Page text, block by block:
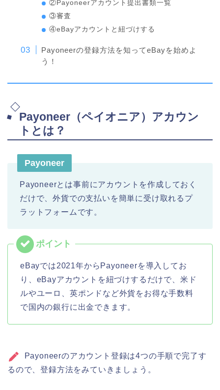
②Payoneerアカウント提出書類一覧
③審査
④eBayアカウントと紐づけする
Payoneerの登録方法を知ってeBayを始めよ
う！
Payoneer（ペイオニア）アカウン
トとは？
Payoneer
Payoneerとは事前にアカウントを作成しておく
だけで、外貨での支払いを簡単に受け取れるプ
ラットフォームです。
eBayでは2021年からPayoneerを導入してお
り、eBayアカウントを紐づけするだけで、米ド
ルやユーロ、英ポンドなど外貨をお得な手数料
で国内の銀行に出金できます。
Payoneerのアカウント登録は4つの手順で完了す
るので、登録方法をみていきましょう。